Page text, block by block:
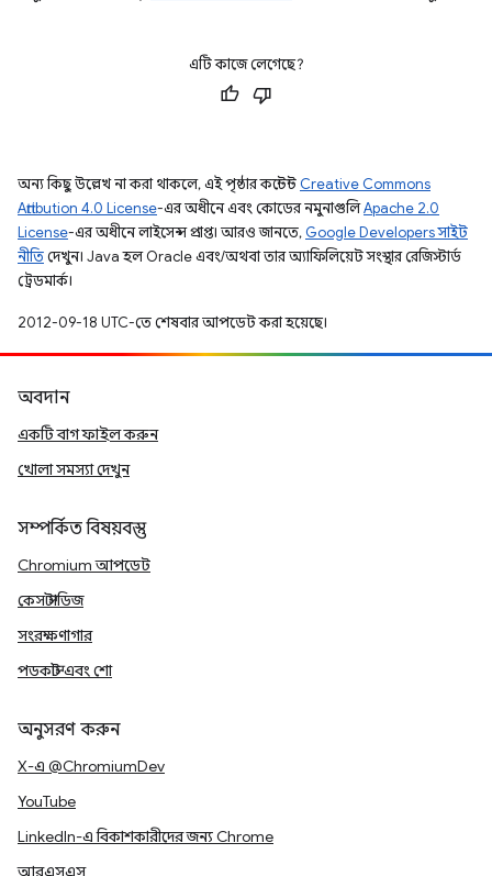
এটি কাজে লেগেছে?
অন্য কিছু উল্লেখ না করা থাকলে, এই পৃষ্ঠার কন্টেন্ট Creative Commons
Attribution 4.0 License-এর অধীনে এবং কোডের নমুনাগুলিApache 2.0
License-এর অধীনে লাইসেন্স প্রাপ্ত। আরও জানতে, Google Developers সাইট
নীতিদেখুন। Java হল Oracle এবং/অথবা তার অ্যাফিলিয়েট সংস্থার রেজিস্টার্ড
ট্রেডমার্ক।
2012-09-18 UTC-তে শেষবার আপডেট করা হয়েছে।
অবদান
একটি বাগ ফাইল করুন
খোলা সমস্যা দেখুন
সম্পর্কিত বিষয়বস্তু
Chromium আপডেট
কেস স্টাডিজ
সংরক্ষণাগার
পডকাস্ট এবং শো
অনুসরণ করুন
X-এ @ChromiumDev
YouTube
LinkedIn-এ বিকাশকারীদের জন্য Chrome
আরএসএস